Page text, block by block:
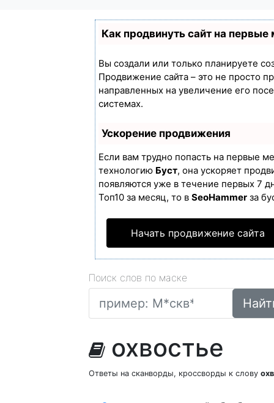
Как продвинуть сайт на первые
Вы создали или только планируете
Продвижение сайта – это не просто
направленных на увеличение его
системах.
Ускорение продвижения
Если вам трудно попасть на первые
технологию Буст, она ускоряет
появляются уже в течение первых 7
Топ10 за месяц, то в SeoHammer за
Начать продвижение сайта
Поиск слов по маске
охвостье
Ответы на сканворды, кроссворды к слову